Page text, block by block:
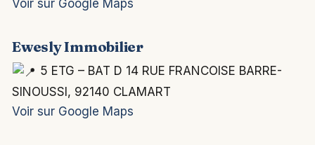
Voir sur Google Maps
Ewesly Immobilier
5 ETG – BAT D 14 RUE FRANCOISE BARRE-
SINOUSSI, 92140 CLAMART
Voir sur Google Maps